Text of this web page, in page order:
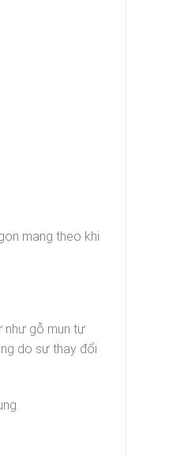
mang theo khi
như gỗ mun tự
do sự thay đổi